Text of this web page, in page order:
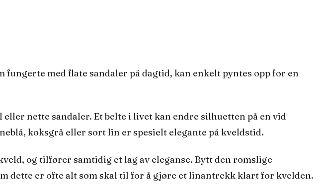
fungerte med flate sandaler på dagtid, kan enkelt pyntes opp for en
nette sandaler. Et belte i livet kan endre silhuetten på en vid
koksgrå eller sort lin er spesielt elegante på kveldstid.
og tilfører samtidig et lag av eleganse. Bytt den romslige
dette er ofte alt som skal til for å gjøre et linantrekk klart for kvelden.